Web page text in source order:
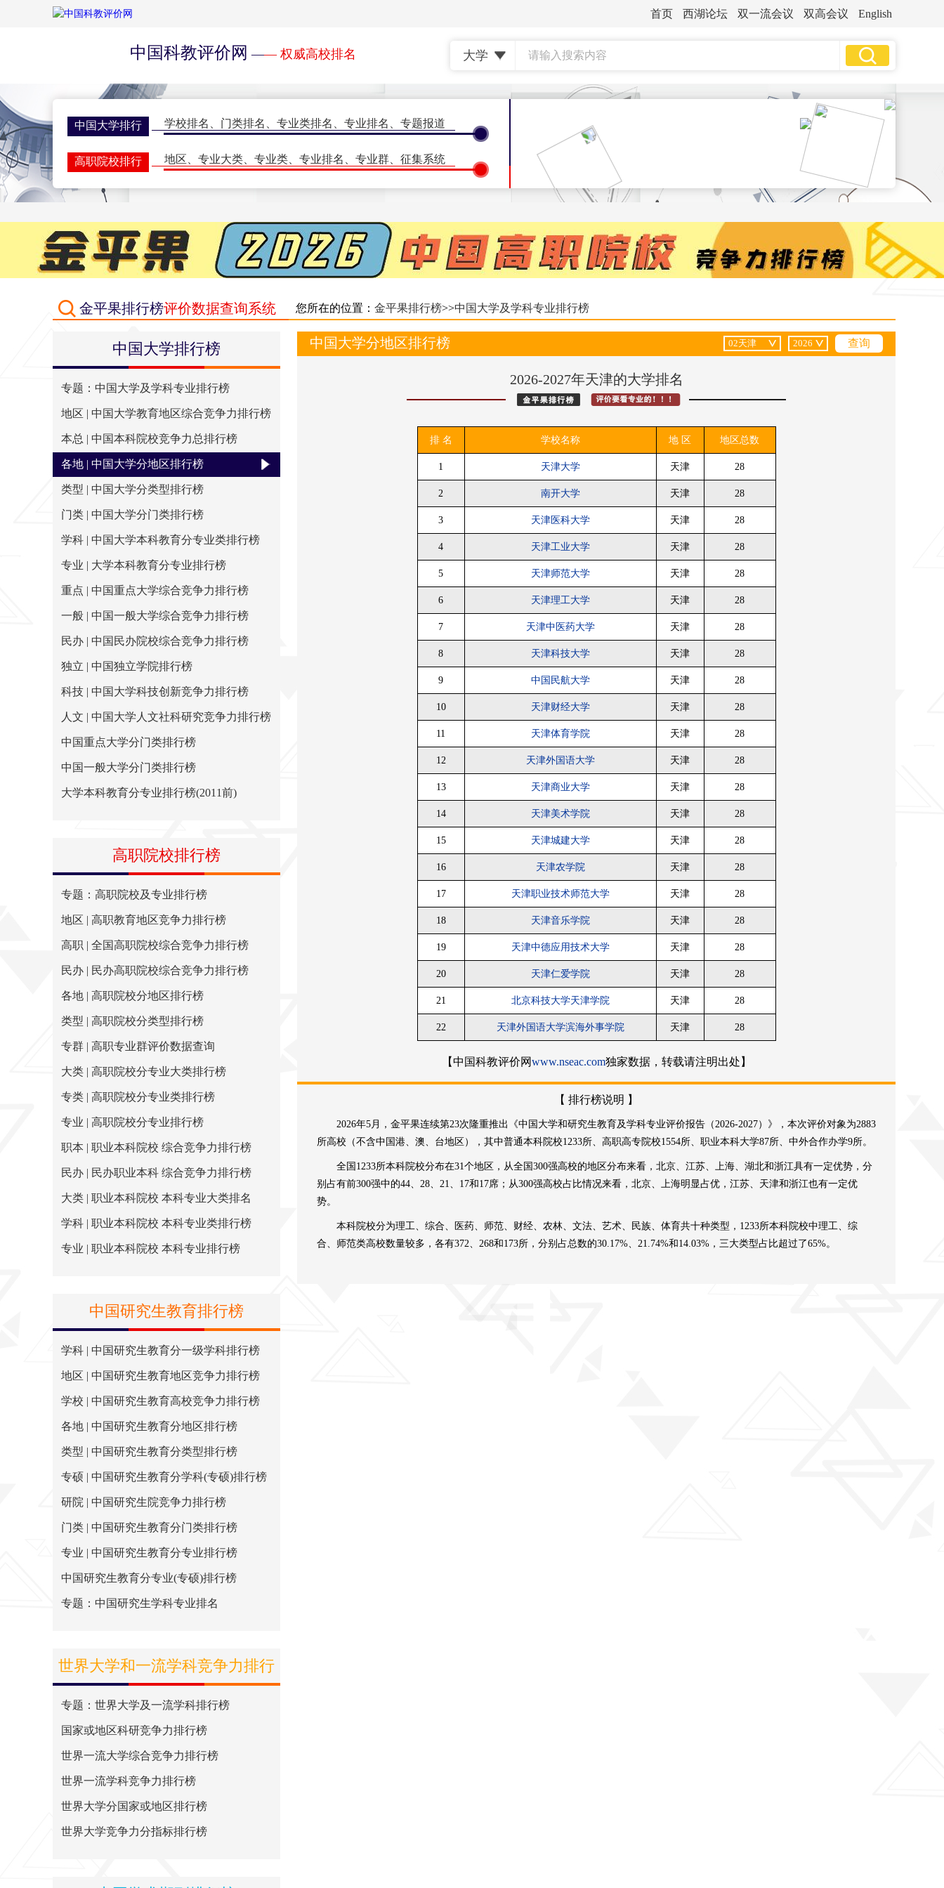
首页 西湖论坛 双一流会议 双高会议 English
中国科教评价网 —— 权威高校排名
中国大学排行 学校排名 门类排名 专业类排名 专业排名 专题报道
高职院校排行 地区 专业大类 专业类 专业排名 专业群 征集系统
研究生排行榜
世界大学排名 一流大学 一流学科 、指标排名、地区排名
学术期刊评价 期刊排名 、 核心期刊 、评价动态、征集系统
学术会议 双一流会议、双高会议 期刊会议、计量学会议、ISSI会议
排行简介 评价指标 大学查询 大学诊断 评价库
• 综合类
农林类
民族类
北京 • 天津 • 上海 • 重庆 • 石家庄(河北)
郑州(河南) • 济南(山东) • 太原(山西) • 合肥(安徽)
长沙(湖南) •
贵阳(贵州) • 成都(四川) • 西安(陕西)
教育学
历史学
学
工
学
管理学
艺术学
金平果排行榜评价数据查询系统 您所在的位置： 金平果排行榜>>中国大学及学科专业排行榜
中国大学排行榜
专题：中国大学及学科专业排行榜
地区 | 中国大学教育地区综合竞争力排行榜
本总 | 中国本科院校竞争力总排行榜
各地 | 中国大学分地区排行榜
类型 | 中国大学分类型排行榜
门类 | 中国大学分门类排行榜
学科 | 中国大学本科教育分专业类排行榜
专业 | 大学本科教育分专业排行榜
重点 | 中国重点大学综合竞争力排行榜
一般 | 中国一般大学综合竞争力排行榜
民办 | 中国民办院校综合竞争力排行榜
独立 | 中国独立学院排行榜
科技 | 中国大学科技创新竞争力排行榜
人文 | 中国大学人文社科研究竞争力排行榜
中国重点大学分门类排行榜
中国一般大学分门类排行榜
大学本科教育分专业排行榜(2011前)
高职院校排行榜
专题：高职院校及专业排行榜
地区 | 高职教育地区竞争力排行榜
高职 | 全国高职院校综合竞争力排行榜
民办 | 民办高职院校综合竞争力排行榜
各地 | 高职院校分地区排行榜
类型 | 高职院校分类型排行榜
专群 | 高职专业群评价数据查询
大类 | 高职院校分专业大类排行榜
专类 | 高职院校分专业类排行榜
专业 | 高职院校分专业排行榜
职本 | 职业本科院校 综合竞争力排行榜
民办 | 民办职业本科 综合竞争力排行榜
大类 | 职业本科院校 本科专业大类排名
学科 | 职业本科院校 本科专业类排行榜
专业 | 职业本科院校 本科专业排行榜
中国研究生教育排行榜
学科 | 中国研究生教育分一级学科排行榜
地区 | 中国研究生教育地区竞争力排行榜
学校 | 中国研究生教育高校竞争力排行榜
各地 | 中国研究生教育分地区排行榜
类型 | 中国研究生教育分类型排行榜
专硕 | 中国研究生教育分学科(专硕)排行榜
研院 | 中国研究生院竞争力排行榜
门类 | 中国研究生教育分门类排行榜
专业 | 中国研究生教育分专业排行榜
中国研究生教育分专业(专硕)排行榜
专题：中国研究生学科专业排名
世界大学和一流学科竞争力排行
榜
专题：世界大学及一流学科排行榜
国家或地区科研竞争力排行榜
世界一流大学综合竞争力排行榜
世界一流学科竞争力排行榜
世界大学分国家或地区排行榜
世界大学竞争力分指标排行榜
中国大学分地区排行榜
2026-2027年天津的大学排名
排 名 学校名称 地 区 地区总数
1 天津大学 天津 28
2 南开大学 天津 28
3 天津医科大学 天津 28
4 天津工业大学 天津 28
5 天津师范大学 天津 28
6 天津理工大学 天津 28
7 天津中医药大学 天津 28
8 天津科技大学 天津 28
9 中国民航大学 天津 28
10 天津财经大学 天津 28
11 天津体育学院 天津 28
12 天津外国语大学 天津 28
13 天津商业大学 天津 28
14 天津美术学院 天津 28
15 天津城建大学 天津 28
16 天津农学院 天津 28
17 天津职业技术师范大学 天津 28
18 天津音乐学院 天津 28
19 天津中德应用技术大学 天津 28
20 天津仁爱学院 天津 28
21 北京科技大学天津学院 天津 28
22 天津外国语大学滨海外事学院 天津 28
【中国科教评价网www.nseac.com独家数据，转载请注明出处】
【 排行榜说明 】
2026年5月，金平果连续第23次隆重推出《中国大学和研究生教育及学科专业评价报告（2026-2027）》，本次评价对象为2883
所高校（不含中国港、澳、台地区），其中普通本科院校1233所、高职高专院校1554所、职业本科大学87所、中外合作办学9所。
全国1233所本科院校分布在31个地区，从全国300强高校的地区分布来看，北京、江苏、上海、湖北和浙江具有一定优势，分
别占有前300强中的44、28、21、17和17席；从300强高校占比情况来看，北京、上海明显占优，江苏、天津和浙江也有一定优
势。
本科院校分为理工、综合、医药、师范、财经、农林、文法、艺术、民族、体育共十种类型，1233所本科院校中理工、综
合、师范类高校数量较多，各有372、268和173所，分别占总数的30.17%、21.74%和14.03%，三大类型占比超过了65%。